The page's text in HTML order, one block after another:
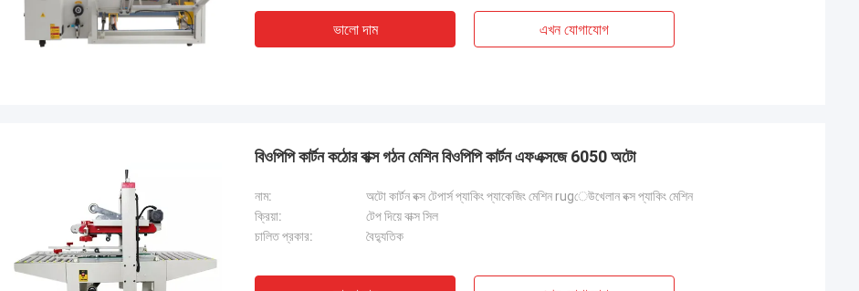
ইনস্টলেশন দলকে সবকিছু বুঝিয়েছিল। সবশেষে, মেশিনটি
ভালোভাবে কাজ করছে এবং আমরা এই কেনাকাটায় খুশি।
ভালো দাম এখন যোগাযোগ
বিওপিপি কার্টন কঠোর বাক্স গঠন মেশিন বিওপিপি কার্টন এফএক্সজে 6050 অটো
নাম:
অটো কার্টন বক্স টেপার্স প্যাকিং প্যাকেজিং মেশিন rugেউখেলান বক্স প্যাকিং মেশিন
ক্রিয়া:
টেপ দিয়ে বাক্স সিল
চালিত প্রকার:
বৈদ্যুতিক